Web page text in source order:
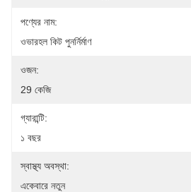
পণ্যের নাম:
ওভারহল কিট পুনর্নির্মাণ
ওজন:
29 কেজি
গ্যারান্টি:
১ বছর
স্বাস্থ্য অবস্থা:
একেবারে নতুন